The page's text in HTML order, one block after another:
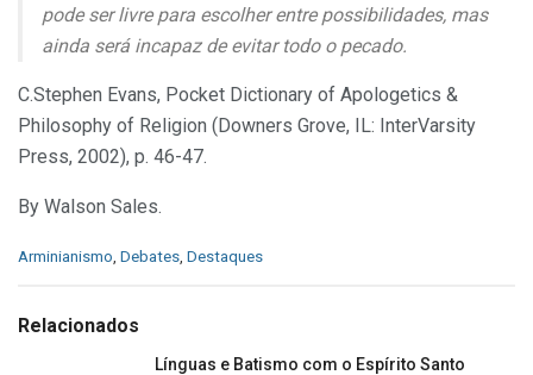
pode ser livre para escolher entre possibilidades, mas
ainda será incapaz de evitar todo o pecado.
C.Stephen Evans, Pocket Dictionary of Apologetics &
Philosophy of Religion (Downers Grove, IL: InterVarsity
Press, 2002), p. 46-47.
By Walson Sales.
C
e
Arminianismo, Debates, Destaques
Relacionados
Línguas e Batismo com o Espírito Santo